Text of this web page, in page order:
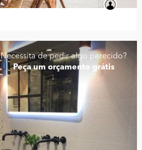
Necessita de pedir algo parecido?
Peça um orçamento grátis